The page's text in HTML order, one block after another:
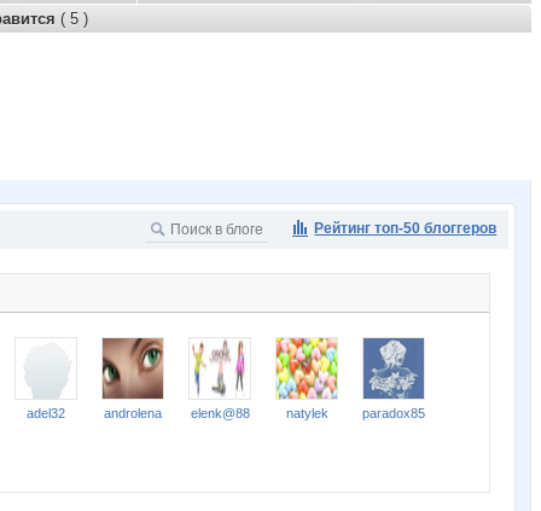
( 5 )
Рейтинг топ-50 блоггеров
adel32 androlena elenk@88 natylek paradox85